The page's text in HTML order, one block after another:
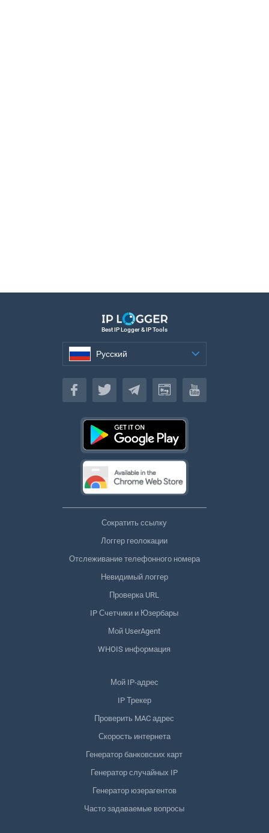
Best IP Logger & IP Tools
Русский
Русский
Сократить ссылку
Логгер геолокации
Отслеживание телефонного номера
Невидимый логгер
Проверка URL
IP Счетчики и Юзербары
Мой UserAgent
WHOIS информация
Мой IP-адрес
IP Трекер
Проверить MAC адрес
Скорость интернета
Генератор банковских карт
Генератор случайных IP
Генератор юзерагентов
Часто задаваемые вопросы